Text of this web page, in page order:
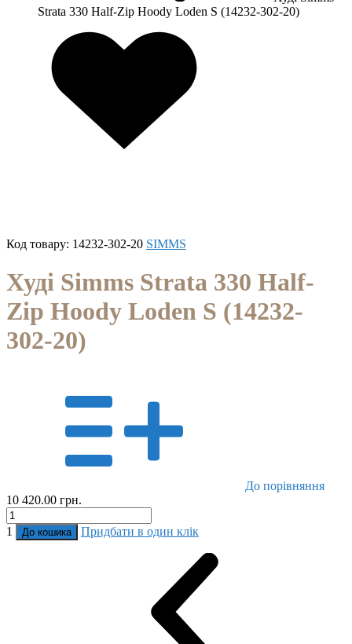
Strata 330 Half-Zip Hoody Loden S (14232-302-20)
Код товару: 14232-302-20 SIMMS
Худі Simms Strata 330 Half-
Zip Hoody Loden S (14232-
302-20)
До порівняння
10 420.00 грн.
1 До кошика Придбати в один клік